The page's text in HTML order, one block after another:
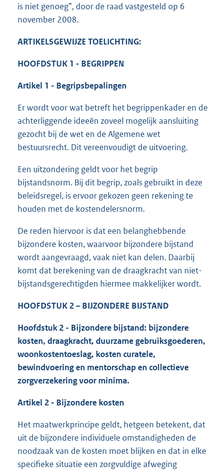
is niet genoeg”, door de raad vastgesteld op 6
november 2008.
ARTIKELSGEWIJZE TOELICHTING:
HOOFDSTUK 1 - BEGRIPPEN
Artikel 1 - Begripsbepalingen
Er wordt voor wat betreft het begrippenkader en de
achterliggende ideeën zoveel mogelijk aansluiting
gezocht bij de wet en de Algemene wet
bestuursrecht. Dit vereenvoudigt de uitvoering.
Een uitzondering geldt voor het begrip
bijstandsnorm. Bij dit begrip, zoals gebruikt in deze
beleidsregel, is ervoor gekozen geen rekening te
houden met de kostendelersnorm.
De reden hiervoor is dat een belanghebbende
bijzondere kosten, waarvoor bijzondere bijstand
wordt aangevraagd, vaak niet kan delen. Daarbij
komt dat berekening van de draagkracht van niet-
bijstandsgerechtigden hiermee makkelijker wordt.
HOOFDSTUK 2 – BIJZONDERE BIJSTAND
Hoofdstuk 2 - Bijzondere bijstand: bijzondere
kosten, draagkracht, duurzame gebruiksgoederen,
woonkostentoeslag, kosten curatele,
bewindvoering en mentorschap en collectieve
zorgverzekering voor minima.
Artikel 2 - Bijzondere kosten
Het maatwerkprincipe geldt, hetgeen betekent, dat
uit de bijzondere individuele omstandigheden de
noodzaak van de kosten moet blijken en dat in elke
specifieke situatie een zorgvuldige afweging